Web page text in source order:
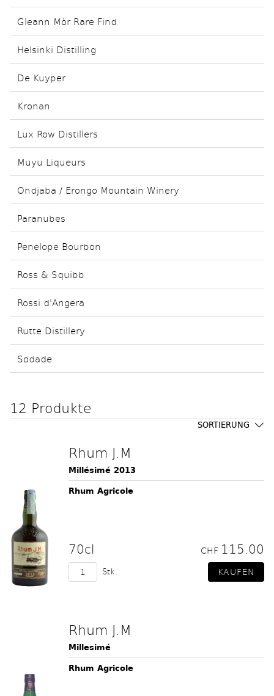
Gleann Mòr Rare Find
Helsinki Distilling
De Kuyper
Kronan
Lux Row Distillers
Muyu Liqueurs
Ondjaba / Erongo Mountain Winery
Paranubes
Penelope Bourbon
Ross & Squibb
Rossi d'Angera
Rutte Distillery
Sodade
12 Produkte
SORTIERUNG
Rhum J.M
Millésimé 2013
Rhum Agricole
70cl CHF 115.00
Stk.
Rhum J.M
Millesimé
Rhum Agricole